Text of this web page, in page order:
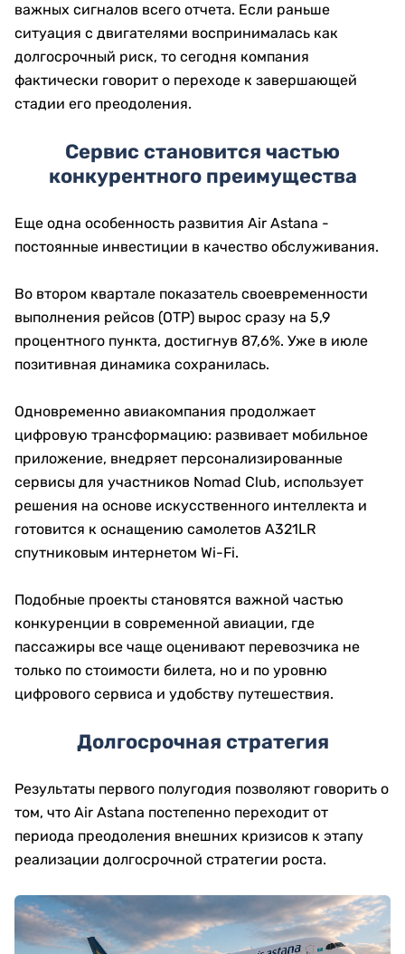
важных сигналов всего отчета. Если раньше
ситуация с двигателями воспринималась как
долгосрочный риск, то сегодня компания
фактически говорит о переходе к завершающей
стадии его преодоления.
Сервис становится частью
конкурентного преимущества
Еще одна особенность развития Air Astana -
постоянные инвестиции в качество обслуживания.
Во втором квартале показатель своевременности
выполнения рейсов (OTP) вырос сразу на 5,9
процентного пункта, достигнув 87,6%. Уже в июле
позитивная динамика сохранилась.
Одновременно авиакомпания продолжает
цифровую трансформацию: развивает мобильное
приложение, внедряет персонализированные
сервисы для участников Nomad Club, использует
решения на основе искусственного интеллекта и
готовится к оснащению самолетов A321LR
спутниковым интернетом Wi-Fi.
Подобные проекты становятся важной частью
конкуренции в современной авиации, где
пассажиры все чаще оценивают перевозчика не
только по стоимости билета, но и по уровню
цифрового сервиса и удобству путешествия.
Долгосрочная стратегия
Результаты первого полугодия позволяют говорить о
том, что Air Astana постепенно переходит от
периода преодоления внешних кризисов к этапу
реализации долгосрочной стратегии роста.